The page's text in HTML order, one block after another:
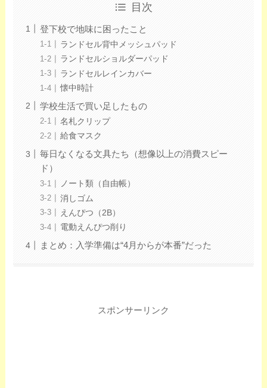
目次
登下校で地味に困ったこと
ランドセル背中メッシュパッド
ランドセルショルダーパッド
ランドセルレインカバー
懐中時計
学校生活で買い足したもの
名札クリップ
給食マスク
毎日なくなる文具たち（想像以上の消費スピー
ド）
ノート類（自由帳）
消しゴム
えんぴつ（2B）
電動えんぴつ削り
まとめ：入学準備は“4月からが本番”だった
スポンサーリンク